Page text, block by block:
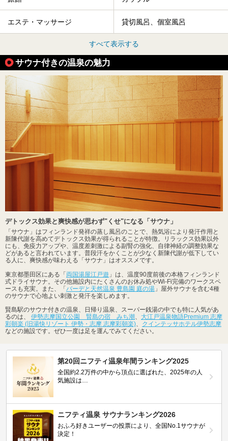
エステ・マッサージ 貸切風呂、個室風呂
すべて表示する
サウナ付きの温泉の魅力
デトックス効果と爽快感が思わず"くせ"になる「サウナ」
「サウナ」はフィンランド発祥の蒸し風呂のことで、熱気浴により発汗作用と
新陳代謝を高めてデトックス効果が得られることが特徴。リラックス効果以外
にも、免疫力アップや、温度差刺激による副腎の強化、自律神経の調整効果な
どがあると言われています。普段汗をかくことが少なく新陳代謝が低下してい
る人に、爽快感が味わえる「サウナ」はオススメです。
東京都墨田区にある「 両国湯屋江戸遊 」は、温度90度前後の本格フィンランド
式ドライサウナ。その他施設内にたくさんのお休み処やWi-Fi完備のワークスペ
ースも充実。また、「 バーデと天然温泉 豊島園 庭の湯 」屋外サウナを含む4種
のサウナで心地よい刺激と発汗を楽しめます。
賢島駅のサウナ付きの温泉、日帰り温泉、スーパー銭湯の中でも特に人気があ
るのは、 伊勢志摩国立公園 賢島の宿 みち潮、 大江戸温泉物語Premium 志摩
彩朝楽 (旧湯快リゾート 伊勢・志摩 志摩彩朝楽)、 クインテッサホテル伊勢志摩
などの施設です。ぜひ一度は足を運んでみてください。
第20回ニフティ温泉年間ランキング2025
全国約2.2万件の中から頂点に選ばれた、2025年の人
気施設は…
ニフティ温泉 サウナランキング2026
おふろ好きユーザーの投票により、全国No.1サウナが
決定！